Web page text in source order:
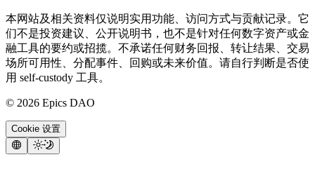
本网站及相关资料仅说明实用功能、访问方式与贡献记录。它
们不是投资建议、公开说明书，也不是针对任何数字资产或金
融工具的要约或招揽。不承诺任何财务回报、转让结果、交易
场所可用性、分配事件、回购或未来价值。请自行判断是否使
用 self-custody 工具。
© 2026 Epics DAO
Cookie 设置